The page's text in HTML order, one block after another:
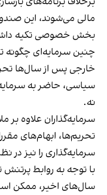
مالی می‌شوند، این
بخش خصوصی تکیه
چنین سرمایه‌ای چگونه
خارجی پس از سال‌ها
سیاسی، حاضر به
نه.
سرمایه‌گذاران علاوه
تحریم‌ها، ابهام‌های
سرمایه‌گذاری را نیز در
با توجه به روابط پرتنش
سال‌های اخیر، ممکن